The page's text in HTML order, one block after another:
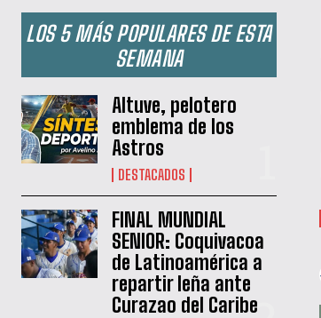
LOS 5 MÁS POPULARES DE ESTA
SEMANA
Altuve, pelotero
emblema de los
Astros
DESTACADOS
FINAL MUNDIAL
SENIOR: Coquivacoa
de Latinoamérica a
repartir leña ante
Curazao del Caribe